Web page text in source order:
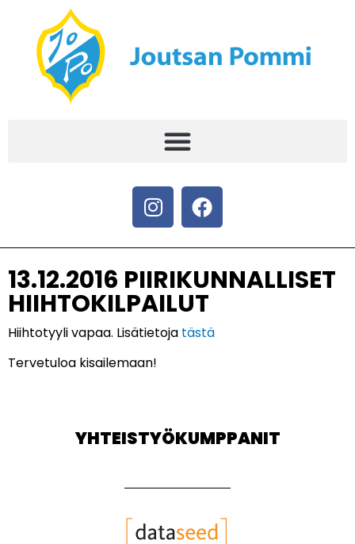
13.12.2016 PIIRIKUNNALLISET
HIIHTOKILPAILUT
Hiihtotyyli vapaa. Lisätietoja tästä
Tervetuloa kisailemaan!
YHTEISTYÖKUMPPANIT